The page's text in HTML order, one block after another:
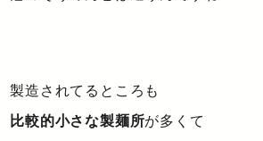
製造されてるところも
比較的小さな製麺所が多くて